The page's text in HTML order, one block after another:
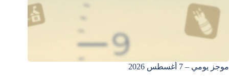
موجز يومي – 7 أغسطس 2026